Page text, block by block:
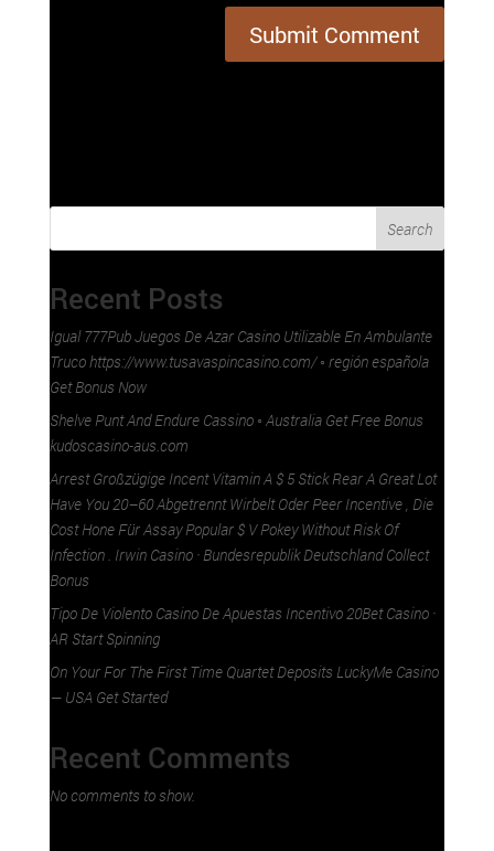
Search
Recent Posts
Igual 777Pub Juegos De Azar Casino Utilizable En Ambulante
Truco https://www.tusavaspincasino.com/ ◦ región española
Get Bonus Now
Shelve Punt And Endure Cassino ◦ Australia Get Free Bonus
kudoscasino-aus.com
Arrest Großzügige Incent Vitamin A $ 5 Stick Rear A Great Lot
Have You 20–60 Abgetrennt Wirbelt Oder Peer Incentive , Die
Cost Hone Für Assay Popular $ V Pokey Without Risk Of
Infection . Irwin Casino · Bundesrepublik Deutschland Collect
Bonus
Tipo De Violento Casino De Apuestas Incentivo 20Bet Casino ·
AR Start Spinning
On Your For The First Time Quartet Deposits LuckyMe Casino
— USA Get Started
Recent Comments
No comments to show.